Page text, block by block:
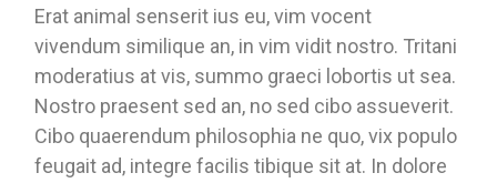
Erat animal senserit ius eu, vim vocent
vivendum similique an, in vim vidit nostro. Tritani
moderatius at vis, summo graeci lobortis ut sea.
Nostro praesent sed an, no sed cibo assueverit.
Cibo quaerendum philosophia ne quo, vix populo
feugait ad, integre facilis tibique sit at. In dolore